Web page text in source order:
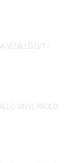
VÍZÁLLÓ LVT -
VINYL PADLÓ